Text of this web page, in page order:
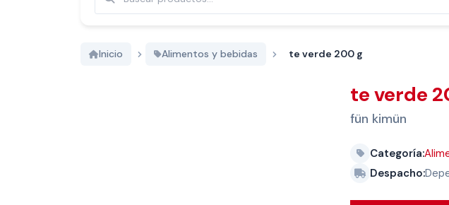
Inicio
Alimentos y bebidas te verde 200 g
te verde
fün kimün
Categoría:
Despacho: